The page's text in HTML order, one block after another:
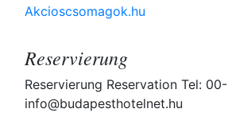
Akcioscsomagok.hu
Reservierung
Reservierung Reservation Tel:
info@budapesthotelnet.hu